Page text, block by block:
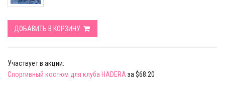
ДОБАВИТЬ В КОРЗИНУ
Участвует в акции:
Спортивный костюм для клуба HADERA за $68.20